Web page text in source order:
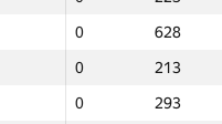
0
628
0
213
0
293
0
628
0
213
0
293